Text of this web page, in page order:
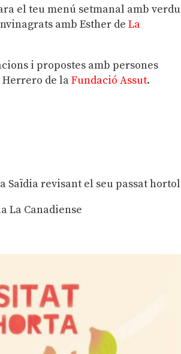
el teu menú setmanal amb
amb Esther de La
i propostes amb persones
Herrero de laFundació Assut.
Saïdia revisant el seu passat
La Canadiense